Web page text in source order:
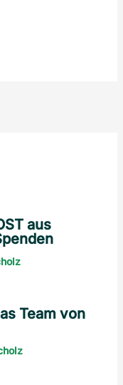
aus
Team von